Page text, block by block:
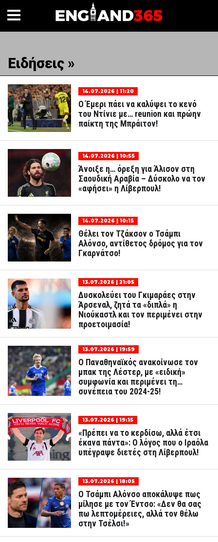
Ειδήσεις »
14.07.2026 | 11:20
Ο Έμερι πάει να καλύψει το κενό
του Ντίνιε με… reunion και πρώην
παίκτη της Μπράιτον!
14.07.2026 | 10:55
Άνοιξε η… όρεξη για Άλισον στη
Σαουδική Αραβία – Δύσκολο να τον
«αφήσει» η Λίβερπουλ!
14.07.2026 | 10:15
Θέλει τον Τζάκσον ο Τσάμπι
Αλόνσο, αντίθετος δρόμος για τον
Γκαρνάτσο!
13.07.2026 | 21:05
Δυσκολεύει του Γκιμαράες στην
Άρσεναλ, ζητά τα «διπλά» η
Νιούκαστλ και τον περιμένει στην
προετοιμασία!
13.07.2026 | 19:59
Ο Παναθηναϊκός ανακοίνωσε τον
μπακ της Λέστερ, με «ειδική»
συμφωνία και περιμένει τη…
συνέπεια του 2024-25!
13.07.2026 | 19:15
«Πρέπει να το κερδίσω, αλλά έτσι
έκανα πάντα»: Ο λόγος που ο Ιραόλα
υπέγραψε διετές στη Λίβερπουλ!
13.07.2026 | 18:05
Ο Τσάμπι Αλόνσο αποκάλυψε πως
μίλησε με τον Έντσο: «Δεν θα σας
πω λεπτομέρειες, αλλά τον θέλω
στην Τσέλσι!»